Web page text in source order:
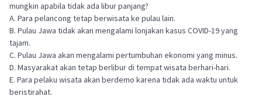
mungkin apabila tidak ada libur panjang?
A. Para pelancong tetap berwisata ke pulau lain.
B. Pulau Jawa tidak akan mengalami lonjakan kasus COVID-19 yang
tajam.
C. Pulau Jawa akan mengalami pertumbuhan ekonomi yang minus.
D. Masyarakat akan tetap berlibur di tempat wisata berhari-hari.
E. Para pelaku wisata akan berdemo karena tidak ada waktu untuk
beristirahat.